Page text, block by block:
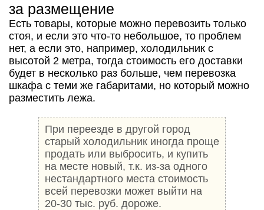
за размещение
Есть товары, которые можно перевозить только
стоя, и если это что-то небольшое, то проблем
нет, а если это, например, холодильник с
высотой 2 метра, тогда стоимость его доставки
будет в несколько раз больше, чем перевозка
шкафа с теми же габаритами, но который можно
разместить лежа.
При переезде в другой город
старый холодильник иногда проще
продать или выбросить, и купить
на месте новый, т.к. из-за одного
нестандартного места стоимость
всей перевозки может выйти на
20-30 тыс. руб. дороже.